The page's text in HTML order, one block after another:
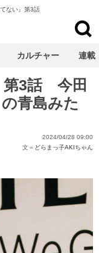
てない』第3話
第3話 今田
青島みた
2024/04/28 09:00
文＝ どらまっ子AKIちゃん
カルチャー 連載